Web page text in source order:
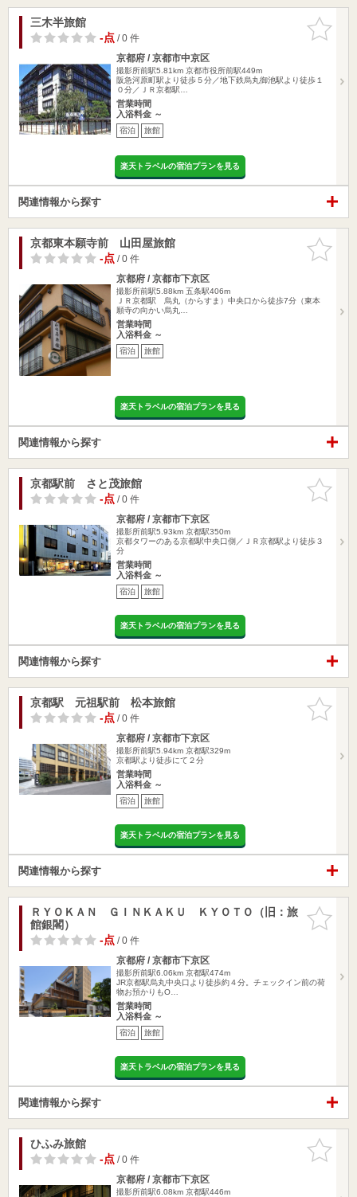
お気に入
りに追加
三木半旅館
-点/ 0 件
京都府 / 京都市中京区
撮影所前駅5.81km 京都市役所前駅449m
阪急河原町駅より徒歩５分／地下鉄烏丸御池駅より徒歩１
０分／ＪＲ京都駅…
営業時間
入浴料金 ～
宿泊 旅館
楽天トラベルの宿泊プランを見る
関連情報から探す
お気に入
りに追加
京都東本願寺前 山田屋旅館
-点/ 0 件
京都府 / 京都市下京区
撮影所前駅5.88km 五条駅406m
ＪＲ京都駅 烏丸（からすま）中央口から徒歩7分（東本
願寺の向かい烏丸…
営業時間
入浴料金 ～
宿泊 旅館
楽天トラベルの宿泊プランを見る
関連情報から探す
お気に入
りに追加
京都駅前 さと茂旅館
-点/ 0 件
京都府 / 京都市下京区
撮影所前駅5.93km 京都駅350m
京都タワーのある京都駅中央口側／ＪＲ京都駅より徒歩３
分
営業時間
入浴料金 ～
宿泊 旅館
楽天トラベルの宿泊プランを見る
関連情報から探す
お気に入
りに追加
京都駅 元祖駅前 松本旅館
-点/ 0 件
京都府 / 京都市下京区
撮影所前駅5.94km 京都駅329m
京都駅より徒歩にて２分
営業時間
入浴料金 ～
宿泊 旅館
楽天トラベルの宿泊プランを見る
関連情報から探す
お気に入
りに追加
ＲＹＯＫＡＮ ＧＩＮＫＡＫＵ ＫＹＯＴＯ（旧：旅
館銀閣）
-点/ 0 件
京都府 / 京都市下京区
撮影所前駅6.06km 京都駅474m
JR京都駅烏丸中央口より徒歩約４分。チェックイン前の荷
物お預かりもO…
営業時間
入浴料金 ～
宿泊 旅館
楽天トラベルの宿泊プランを見る
関連情報から探す
お気に入
りに追加
ひふみ旅館
-点/ 0 件
京都府 / 京都市下京区
撮影所前駅6.08km 京都駅446m